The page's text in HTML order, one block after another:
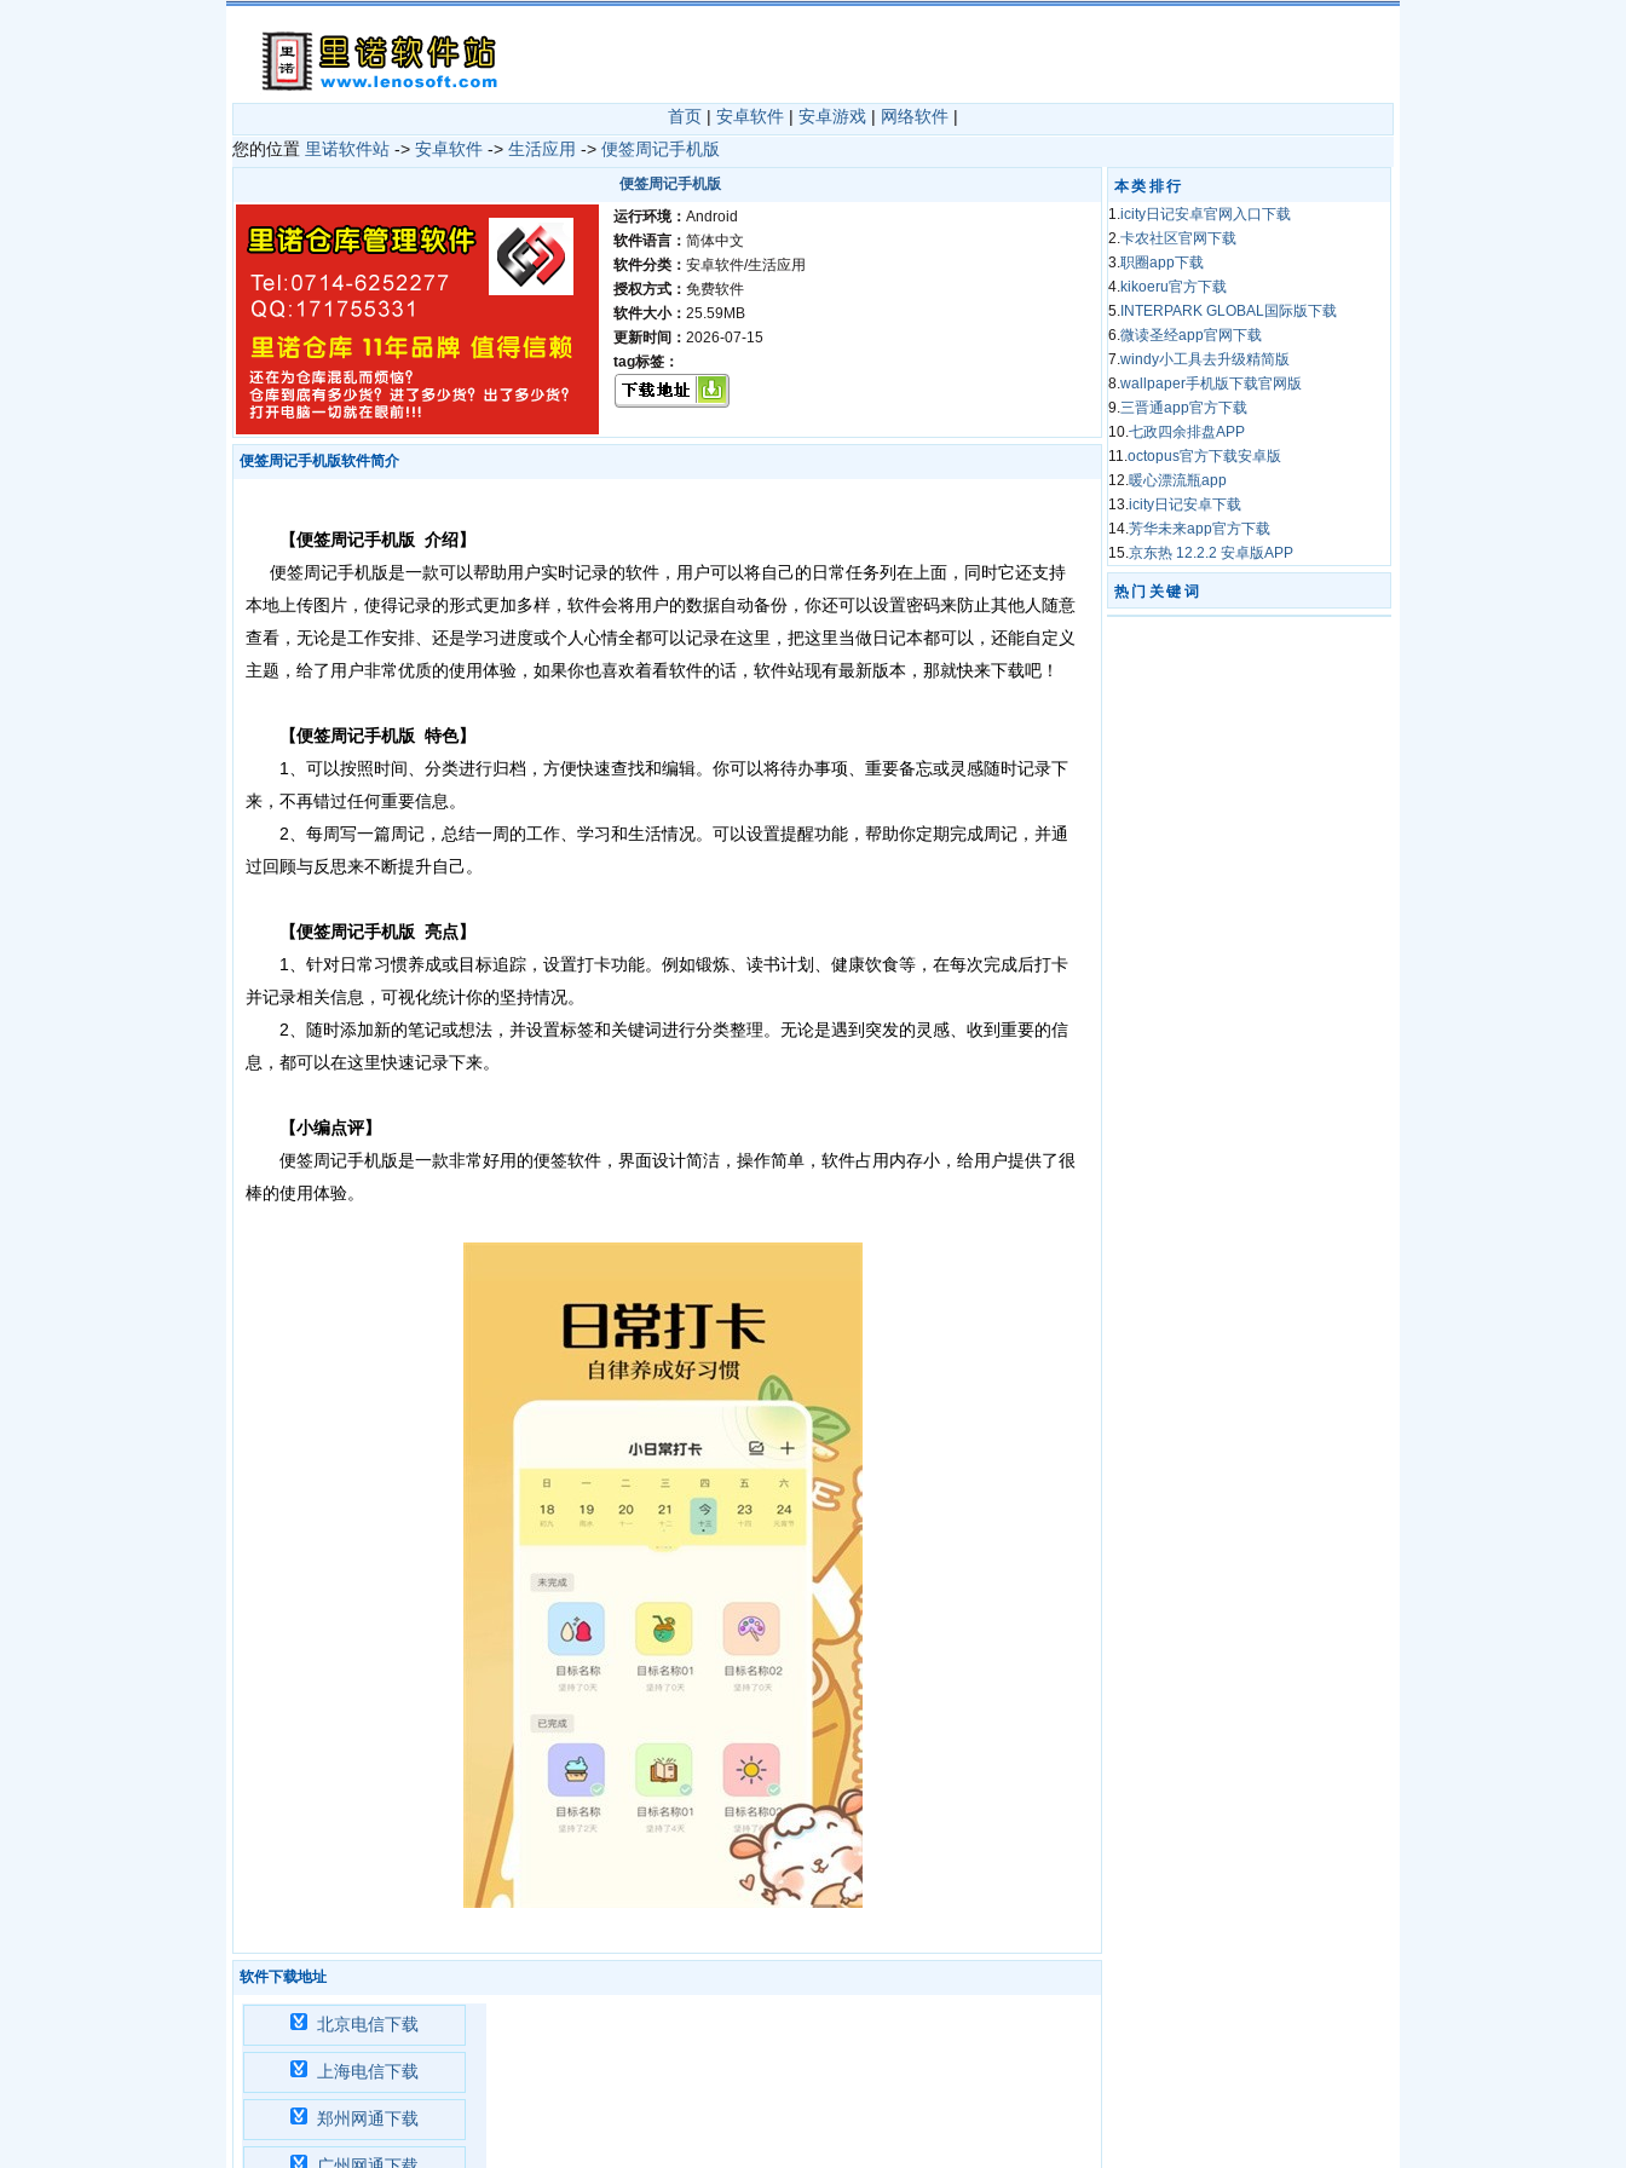
首页 | 安卓软件 | 安卓游戏 | 网络软件 |
您的位置 里诺软件站 -> 安卓软件 -> 生活应用 -> 便签周记手机版
便签周记手机版
运行环境： Android
软件语言： 简体中文
软件分类： 安卓软件/生活应用
授权方式： 免费软件
软件大小： 25.59MB
更新时间： 2026-07-15
tag标签：
便签周记手机版软件简介
【便签周记手机版 介绍】
便签周记手机版是一款可以帮助用户实时记录的软件，用户可以将自己的日常任务列在上面，同时它还支持
本地上传图片，使得记录的形式更加多样，软件会将用户的数据自动备份，你还可以设置密码来防止其他人随意
查看，无论是工作安排、还是学习进度或个人心情全都可以记录在这里，把这里当做日记本都可以，还能自定义
主题，给了用户非常优质的使用体验，如果你也喜欢着看软件的话，软件站现有最新版本，那就快来下载吧！
【便签周记手机版 特色】
1、可以按照时间、分类进行归档，方便快速查找和编辑。你可以将待办事项、重要备忘或灵感随时记录下
来，不再错过任何重要信息。
2、每周写一篇周记，总结一周的工作、学习和生活情况。可以设置提醒功能，帮助你定期完成周记，并通
过回顾与反思来不断提升自己。
【便签周记手机版 亮点】
1、针对日常习惯养成或目标追踪，设置打卡功能。例如锻炼、读书计划、健康饮食等，在每次完成后打卡
并记录相关信息，可视化统计你的坚持情况。
2、随时添加新的笔记或想法，并设置标签和关键词进行分类整理。无论是遇到突发的灵感、收到重要的信
息，都可以在这里快速记录下来。
【小编点评】
便签周记手机版是一款非常好用的便签软件，界面设计简洁，操作简单，软件占用内存小，给用户提供了很
棒的使用体验。
软件下载地址
北京电信下载
上海电信下载
郑州网通下载
本类排行
1.icity日记安卓官网入口下载
2.卡农社区官网下载
3.职圈app下载
4.kikoeru官方下载
5. INTERPARK GLOBAL国际版下载
6.微读圣经app官网下载
7.windy小工具去升级精简版
8.wallpaper手机版下载官网版
9.三晋通app官方下载
10.七政四余排盘APP
11.octopus官方下载安卓版
12.暖心漂流瓶app
13.icity日记安卓下载
14.芳华未来app官方下载
15.京东热 12.2.2 安卓版APP
热门关键词